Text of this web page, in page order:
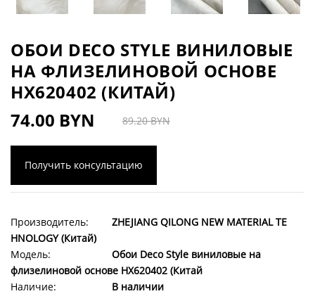
ОБОИ DECO STYLE ВИНИЛОВЫЕ
НА ФЛИЗЕЛИНОВОЙ ОСНОВЕ
HX620402 (КИТАЙ)
74.00 BYN
89.20 BYN
Получить консультацию
Производитель:
ZHEJIANG QILONG NEW MATERIAL TE
HNOLOGY (Китай)
Модель:
Обои Deco Style виниловые на
флизелиновой основе HX620402 (Китай
Наличие:
В наличии